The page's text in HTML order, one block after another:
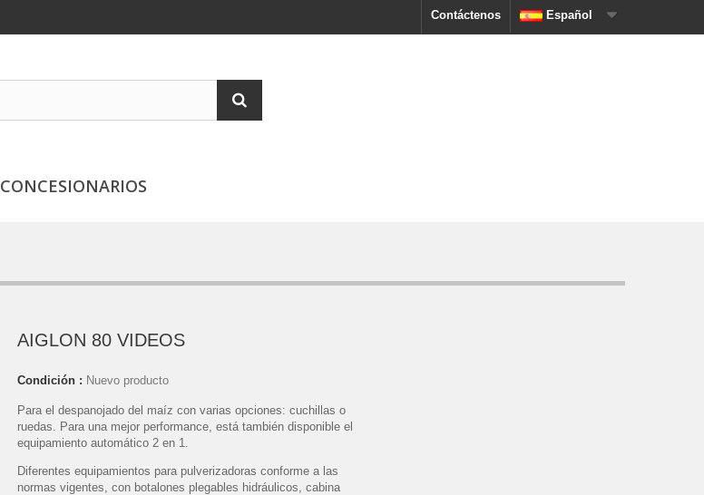
Español
Contáctenos
CONCESIONARIOS
AIGLON 80 VIDEOS
Condición : Nuevo producto
Para el despanojado del maíz con varias opciones: cuchillas o
ruedas. Para una mejor performance, está también disponible el
equipamiento automático 2 en 1.
Diferentes equipamientos para pulverizadoras conforme a las
normas vigentes, con botalones plegables hidráulicos, cabina